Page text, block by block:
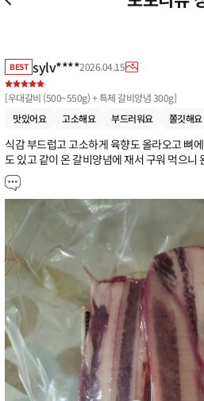
BEST sylv****2026.04.15
[우대갈비 (500~550g) + 특제 갈비양념 300g]
맛있어요
고소해요 부드러워요 쫄깃해요
식감 부드럽고 고소하게 육향도 올라오고 뼈
도 있고 같이 온 갈비양념에 재서 구워 먹으니